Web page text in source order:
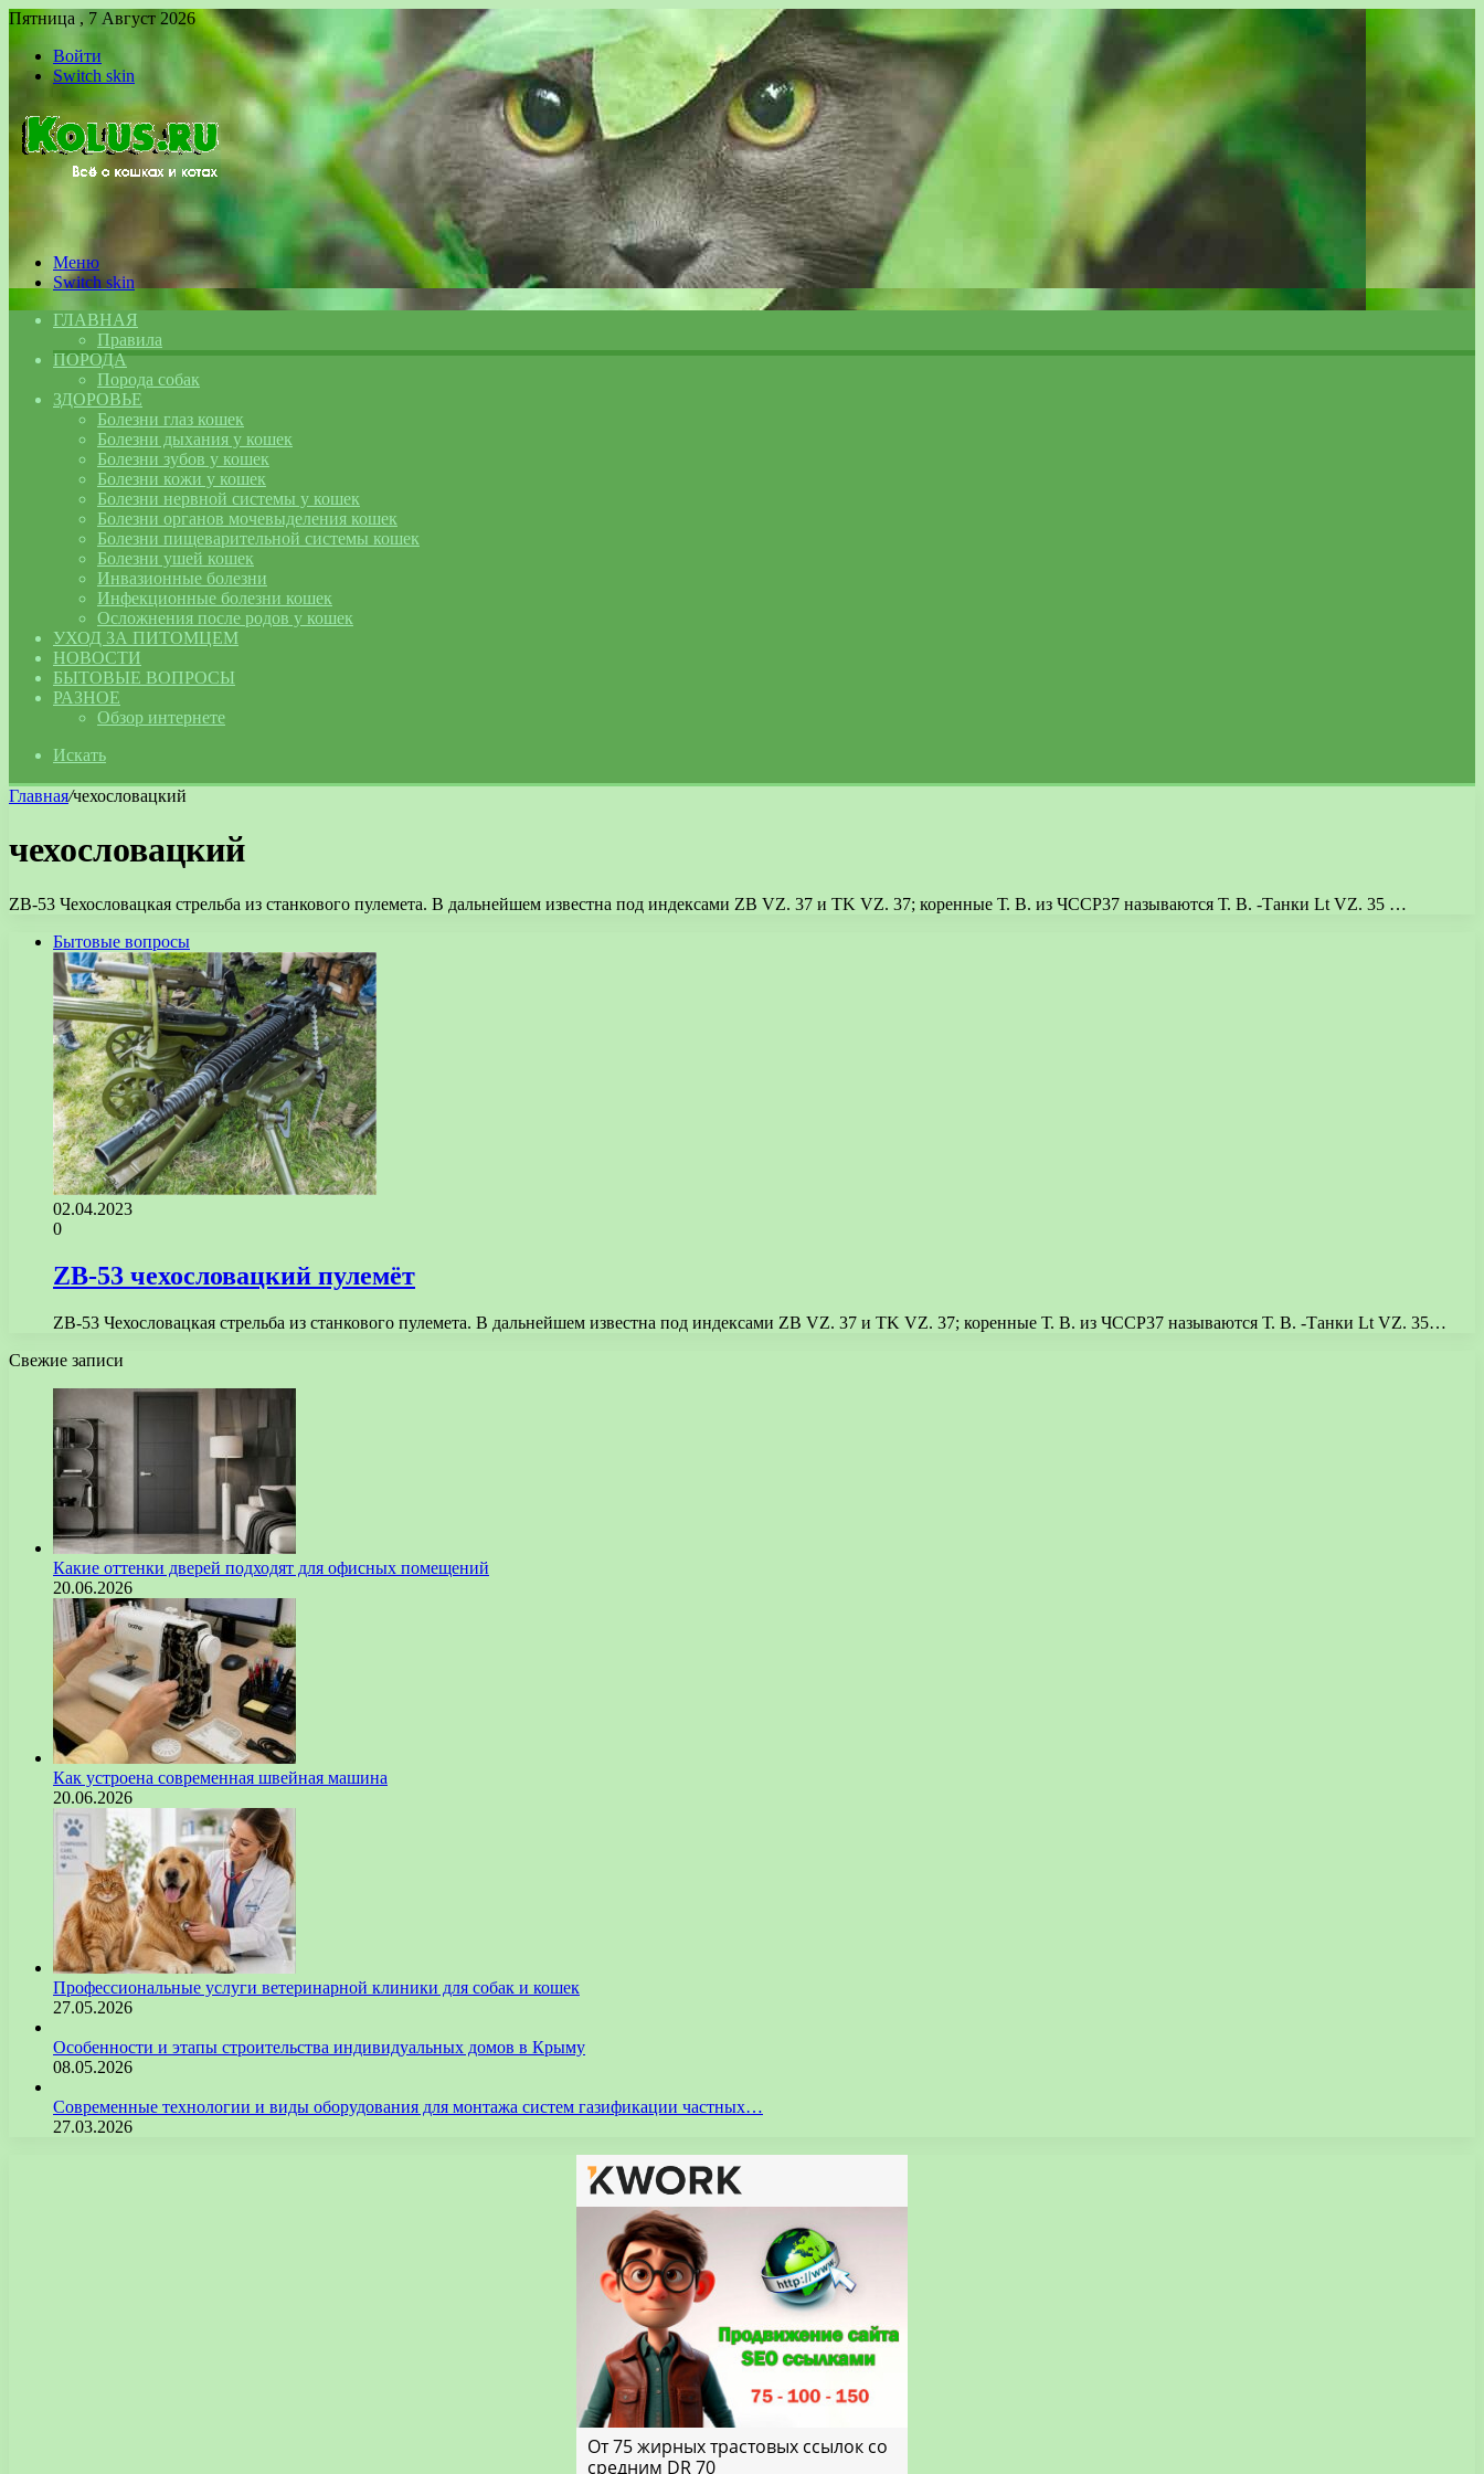
Пятница , 7 Август 2026
Войти
Switch skin
Меню
Switch skin
ГЛАВНАЯ
Правила
ПОРОДА
Порода собак
ЗДОРОВЬЕ
Болезни глаз кошек
Болезни дыхания у кошек
Болезни зубов у кошек
Болезни кожи у кошек
Болезни нервной системы у кошек
Болезни органов мочевыделения кошек
Болезни пищеварительной системы кошек
Болезни ушей кошек
Инвазионные болезни
Инфекционные болезни кошек
Осложнения после родов у кошек
УХОД ЗА ПИТОМЦЕМ
НОВОСТИ
БЫТОВЫЕ ВОПРОСЫ
РАЗНОЕ
Обзор интернете
Искать
Главная/чехословацкий
чехословацкий
ZB-53 Чехословацкая стрельба из станкового пулемета. В дальнейшем известна под индексами ZB VZ. 37 и TK VZ. 37; коренные Т. В. из ЧССР37 называются Т. В. -Танки Lt VZ. 35 …
Бытовые вопросы
02.04.2023
0
ZB-53 чехословацкий пулемёт
ZB-53 Чехословацкая стрельба из станкового пулемета. В дальнейшем известна под индексами ZB VZ. 37 и TK VZ. 37; коренные Т. В. из ЧССР37 называются Т. В. -Танки Lt VZ. 35…
Свежие записи
Какие оттенки дверей подходят для офисных помещений
20.06.2026
Как устроена современная швейная машина
20.06.2026
Профессиональные услуги ветеринарной клиники для собак и кошек
27.05.2026
Особенности и этапы строительства индивидуальных домов в Крыму
08.05.2026
Современные технологии и виды оборудования для монтажа систем газификации частных…
27.03.2026